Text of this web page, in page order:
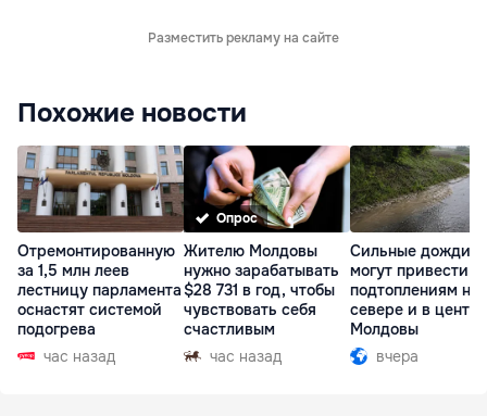
Разместить рекламу на сайте
Похожие новости
Отремонтированную
за 1,5 млн леев
лестницу парламента
оснастят системой
подогрева
час назад
Опрос
Жителю Молдовы
нужно зарабатывать
$28 731 в год, чтобы
чувствовать себя
счастливым
час назад
Сильные дожди
могут привести к
подтоплениям на
севере и в центре
Молдовы
вчера